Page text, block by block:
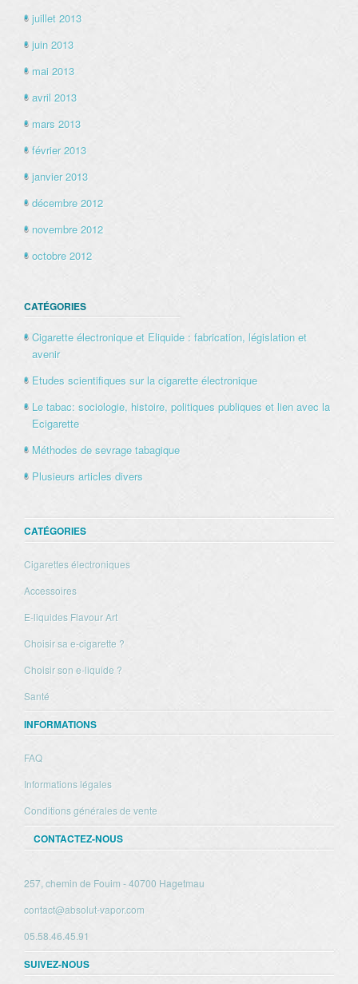
juillet 2013
juin 2013
mai 2013
avril 2013
mars 2013
février 2013
janvier 2013
décembre 2012
novembre 2012
octobre 2012
CATÉGORIES
Cigarette électronique et Eliquide : fabrication, législation et
avenir
Etudes scientifiques sur la cigarette électronique
Le tabac: sociologie, histoire, politiques publiques et lien avec la
Ecigarette
Méthodes de sevrage tabagique
Plusieurs articles divers
CATÉGORIES
Cigarettes électroniques
Accessoires
E-liquides Flavour Art
Choisir sa e-cigarette ?
Choisir son e-liquide ?
Santé
INFORMATIONS
FAQ
Informations légales
Conditions générales de vente
CONTACTEZ-NOUS
257, chemin de Fouim - 40700 Hagetmau
contact@absolut-vapor.com
05.58.46.45.91
SUIVEZ-NOUS